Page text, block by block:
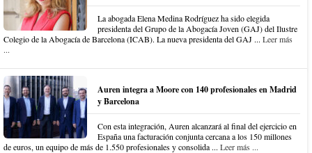
La abogada Elena Medina Rodríguez ha sido elegida
presidenta del Grupo de la Abogacía Joven (GAJ) del Ilustre
Colegio de la Abogacía de Barcelona (ICAB). La nueva presidenta del GAJ ... Leer más
...
Auren integra a Moore con 140 profesionales en Madrid
y Barcelona
Con esta integración, Auren alcanzará al final del ejercicio en
España una facturación conjunta cercana a los 150 millones
de euros, un equipo de más de 1.550 profesionales y consolida ... Leer más ...